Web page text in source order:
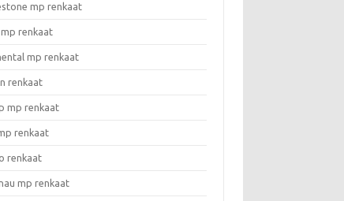
mp renkaat
renkaat
mp renkaat
renkaat
mp renkaat
renkaat
renkaat
mp renkaat